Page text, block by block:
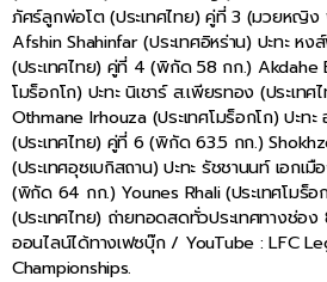
ภัศร์ลูกพ่อโต (ประเทศไทย) คู่ที่ 3 (มวยหญิ
Afshin Shahinfar (ประเทศอิหร่าน) ปะทะ ห
(ประเทศไทย) คู่ที่ 4 (พิกัด 58 กก.) Akdahe
โมร็อกโก) ปะทะ นิเชาร์ ส.เพียรทอง (ประเ
Othmane Irhouza (ประเทศโมร็อกโก) ปะ
(ประเทศไทย) คู่ที่ 6 (พิกัด 63.5 กก.)
(ประเทศอุซเบกิสถาน) ปะทะ รัชชานนท์ เอกเ
(พิกัด 64 กก.) Younes Rhali (ประเทศโมร็
(ประเทศไทย) ถ่ายทอดสดทั่วประเทศทางช่อ
ออนไลน์ได้ทางเฟซบุ๊ก / YouTube : LFC
Championships.